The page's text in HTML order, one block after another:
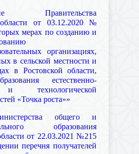
Правительства
области от 03.12.2020 №
мерах по созданию и
организациях,
в сельской местности и
в Ростовской области,
естественно-
технологической
«Точка роста»»
общего и
образования
от 22.03.2021 №215
перечня получателей